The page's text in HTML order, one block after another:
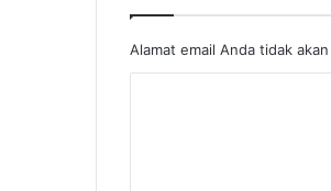
Alamat email Anda tidak